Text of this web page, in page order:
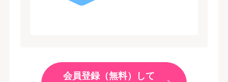
会員登録（無料）して